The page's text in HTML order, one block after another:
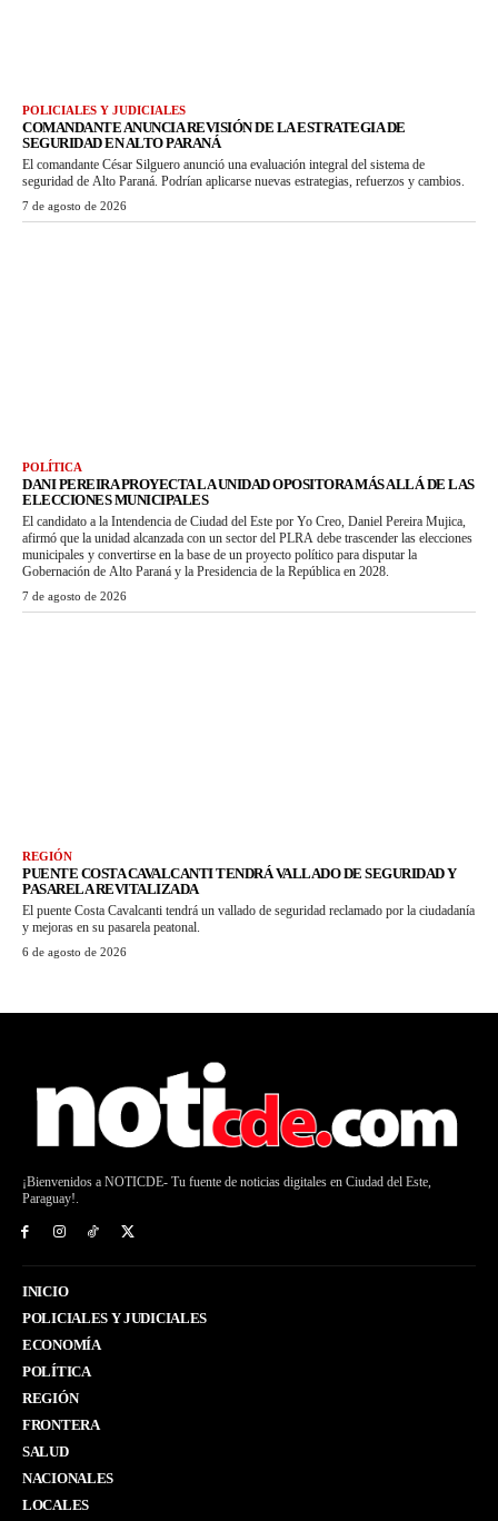
POLICIALES Y JUDICIALES
COMANDANTE ANUNCIA REVISIÓN DE LA ESTRATEGIA DE
SEGURIDAD EN ALTO PARANÁ
El comandante César Silguero anunció una evaluación integral del sistema de
seguridad de Alto Paraná. Podrían aplicarse nuevas estrategias, refuerzos y cambios.
7 de agosto de 2026
POLÍTICA
DANI PEREIRA PROYECTA LA UNIDAD OPOSITORA MÁS ALLÁ DE LAS
ELECCIONES MUNICIPALES
El candidato a la Intendencia de Ciudad del Este por Yo Creo, Daniel Pereira Mujica,
afirmó que la unidad alcanzada con un sector del PLRA debe trascender las elecciones
municipales y convertirse en la base de un proyecto político para disputar la
Gobernación de Alto Paraná y la Presidencia de la República en 2028.
7 de agosto de 2026
REGIÓN
PUENTE COSTA CAVALCANTI TENDRÁ VALLADO DE SEGURIDAD Y
PASARELA REVITALIZADA
El puente Costa Cavalcanti tendrá un vallado de seguridad reclamado por la ciudadanía
y mejoras en su pasarela peatonal.
6 de agosto de 2026
¡Bienvenidos a NOTICDE- Tu fuente de noticias digitales en Ciudad del Este,
Paraguay!.
INICIO
POLICIALES Y JUDICIALES
ECONOMÍA
POLÍTICA
REGIÓN
FRONTERA
SALUD
NACIONALES
LOCALES